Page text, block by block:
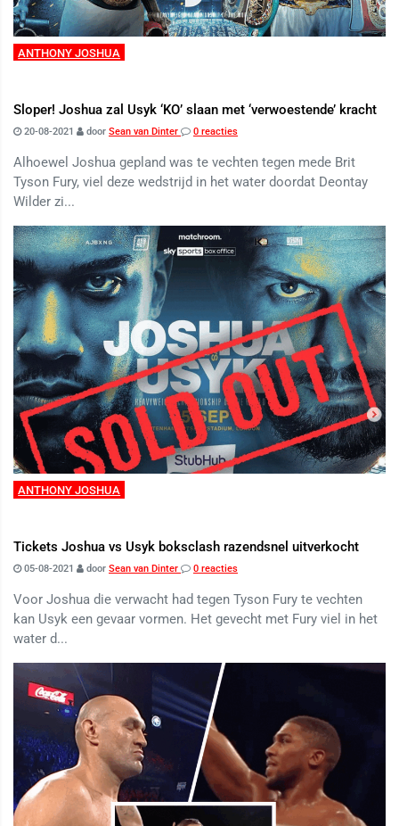
ANTHONY JOSHUA
Sloper! Joshua zal Usyk ‘KO’ slaan met ‘verwoestende’ kracht
20-08-2021 door Sean van Dinter 0 reacties
Alhoewel Joshua gepland was te vechten tegen mede Brit
Tyson Fury, viel deze wedstrijd in het water doordat Deontay
Wilder zi...
ANTHONY JOSHUA
Tickets Joshua vs Usyk boksclash razendsnel uitverkocht
05-08-2021 door Sean van Dinter 0 reacties
Voor Joshua die verwacht had tegen Tyson Fury te vechten
kan Usyk een gevaar vormen. Het gevecht met Fury viel in het
water d...